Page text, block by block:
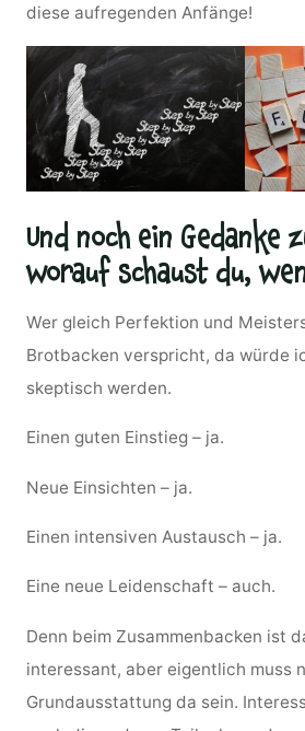
diese aufregenden Anfänge!
Und noch ein Gedanke
worauf schaust du,
Wer gleich Perfektion und
Brotbacken verspricht, da würde
skeptisch werden.
Einen guten Einstieg – ja.
Neue Einsichten – ja.
Einen intensiven Austausch – ja.
Eine neue Leidenschaft – auch.
Denn beim Zusammenbacken ist
interessant, aber eigentlich muss
Grundausstattung da sein.